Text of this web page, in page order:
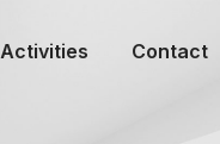
Activities Contact